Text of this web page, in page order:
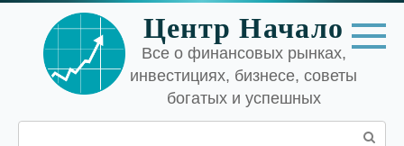
Перейти
контенту
Центр Начало
Все о финансовых рынках,
инвестициях, бизнесе, советы
богатых и успешных
Поиск: